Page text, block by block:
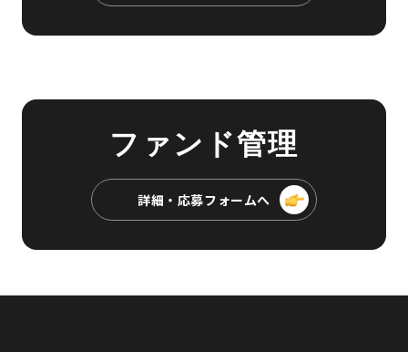
ファンド管理
詳細・応募フォームへ